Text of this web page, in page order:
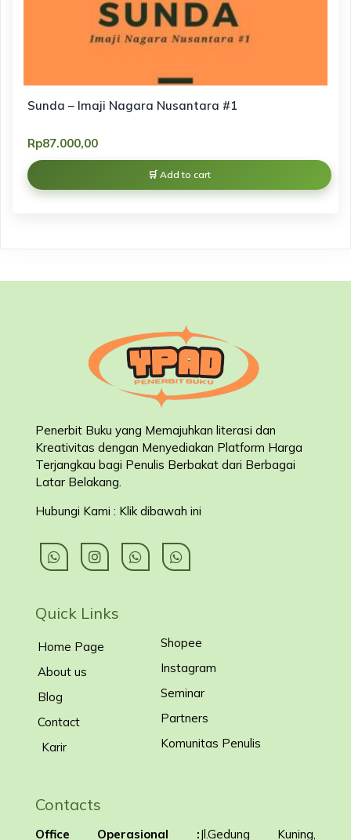
Sunda – Imaji Nagara Nusantara #1
Rp87.000,00
Add to cart
Penerbit Buku yang Memajuhkan literasi dan
Kreativitas dengan Menyediakan Platform Harga
Terjangkau bagi Penulis Berbakat dari Berbagai
Latar Belakang
Hubungi Kami : Klik dibawah ini
Quick Links
Home Page
About us
Blog
Contact
Karir
Shopee
Instagram
Seminar
Partners
Komunitas Penulis
Contacts
Office Operasional :Jl.Gedung Kuning,